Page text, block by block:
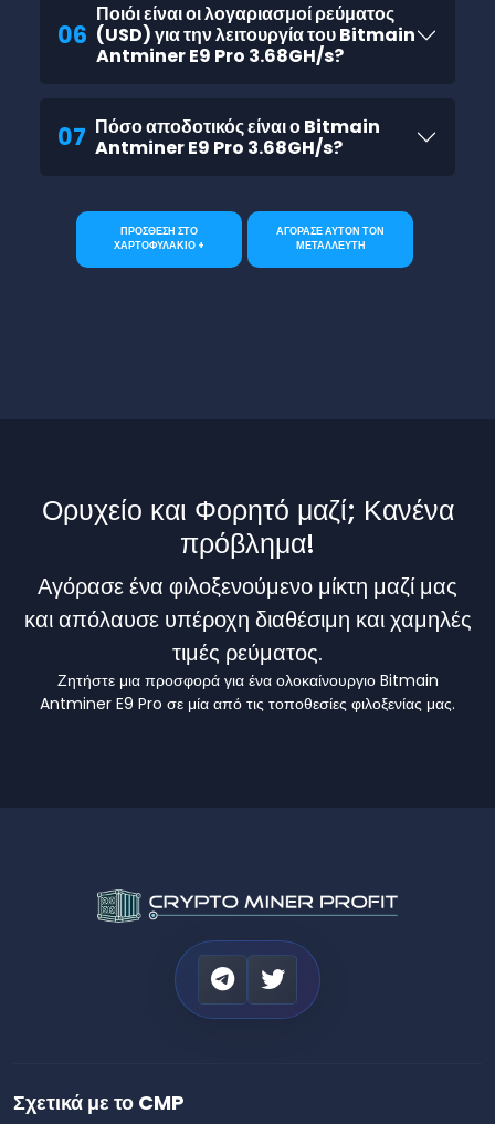
06
Ποιόι είναι οι λογαριασμοί ρεύματος
(USD) για την λειτουργία του Bitmain
Antminer E9 Pro 3.68GH/s?
07 Πόσο αποδοτικός είναι ο Bitmain
Antminer E9 Pro 3.68GH/s?
ΠΡΟΣΘΕΣΗ ΣΤΟ
ΧΑΡΤΟΦΥΛΑΚΙΟ +
ΑΓΟΡΑΣΕ ΑΥΤΟΝ ΤΟΝ
ΜΕΤΑΛΛΕΥΤΗ
Ορυχείο και Φορητό μαζί; Κανένα
πρόβλημα!
Αγόρασε ένα φιλοξενούμενο μίκτη μαζί μας
και απόλαυσε υπέροχη διαθέσιμη και χαμηλές
τιμές ρεύματος.
Ζητήστε μια προσφορά για ένα ολοκαίνουργιο Bitmain
Antminer E9 Pro σε μία από τις τοποθεσίες φιλοξενίας μας.
Σχετικά με το CMP